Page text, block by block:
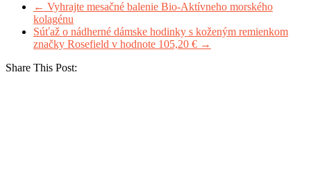
← Vyhrajte mesačné balenie Bio-Aktívneho morského
kolagénu
Súťaž o nádherné dámske hodinky s koženým remienkom
značky Rosefield v hodnote 105,20 € →
Share This Post: